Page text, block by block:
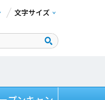
文字サイズ